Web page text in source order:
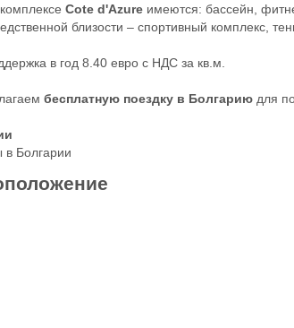
Cote d'Azure имеются: бассейн,
близости – спортивный комплекс,
в год 8.40 евро с НДС за кв.м.
бесплатную поездку в Болгарию для
в Болгарии